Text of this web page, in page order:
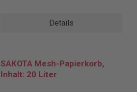
Details
SAKOTA Mesh-Papierkorb,
Inhalt: 20 Liter